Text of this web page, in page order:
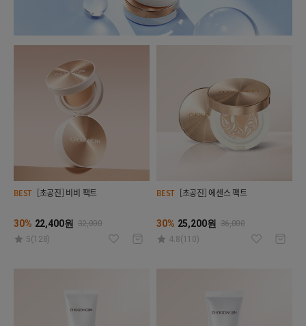
BEST [초공진] 비비 팩트
30% 22,400원
32,000
5(128)
BEST [초공진] 에센스 팩트
30% 25,200원
36,000
4.8(110)